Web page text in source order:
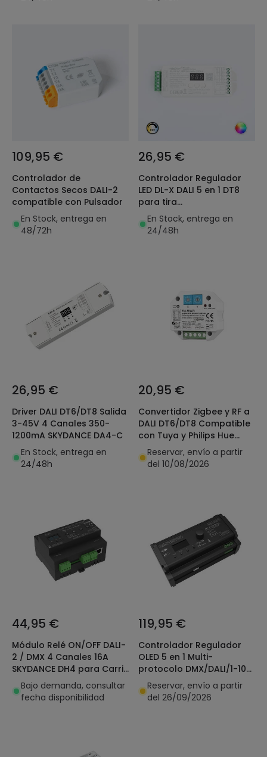
109,95 €
Controlador de
Contactos Secos DALI-2
compatible con Pulsador
En Stock, entrega en
48/72h
26,95 €
Controlador Regulador
LED DL-X DALI 5 en 1 DT8
para tira
Monocolor/CCT/RGB/RGBW/
12/24V DC MiBoxer
En Stock, entrega en
24/48h
26,95 €
Driver DALI DT6/DT8 Salida
3-45V 4 Canales 350-
1200mA SKYDANCE DA4-C
En Stock, entrega en
24/48h
20,95 €
Convertidor Zigbee y RF a
DALI DT6/DT8 Compatible
con Tuya y Philips Hue
SKYDANCE DA-M(WZ)
Reservar, envío a partir
del 10/08/2026
44,95 €
Módulo Relé ON/OFF DALI-
2 / DMX 4 Canales 16A
SKYDANCE DH4 para Carril
DINBajo demanda, consultar
fecha disponibilidad
119,95 €
Controlador Regulador
OLED 5 en 1 Multi-
protocolo DMX/DALI/1-10V
Compatible con Pulsador
y Mando RF SKYDANCE SK1
Reservar, envío a partir
del 26/09/2026